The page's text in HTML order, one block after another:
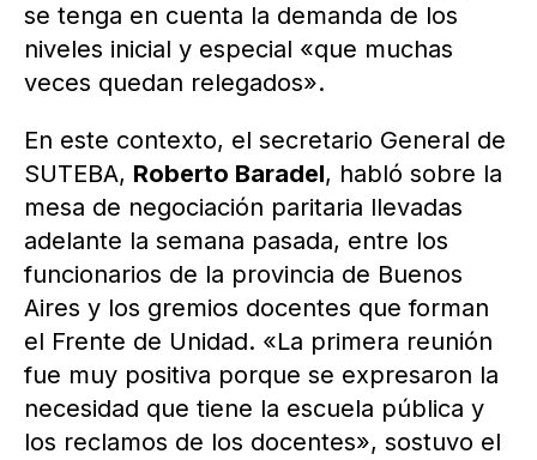
se tenga en cuenta la demanda de los
niveles inicial y especial «que muchas
veces quedan relegados».
En este contexto, el secretario General de
SUTEBA, Roberto Baradel, habló sobre la
mesa de negociación paritaria llevadas
adelante la semana pasada, entre los
funcionarios de la provincia de Buenos
Aires y los gremios docentes que forman
el Frente de Unidad. «La primera reunión
fue muy positiva porque se expresaron la
necesidad que tiene la escuela pública y
los reclamos de los docentes», sostuvo el